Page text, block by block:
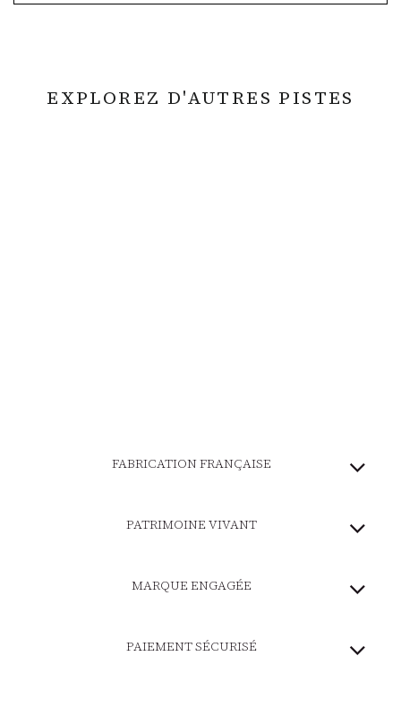
EXPLOREZ D'AUTRES PISTES
FABRICATION FRANÇAISE
PATRIMOINE VIVANT
MARQUE ENGAGÉE
PAIEMENT SÉCURISÉ